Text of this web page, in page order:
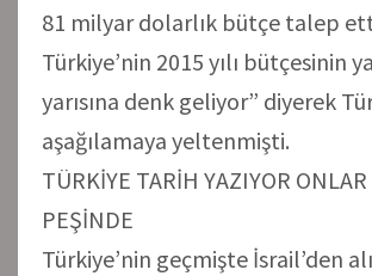
81 milyar dolarlık bütçe talep
Türkiye’nin 2015 yılı bütçesinin
yarısına denk geliyor” diyerek
aşağılamaya yeltenmişti.
TÜRKİYE TARİH YAZIYOR
PEŞİNDE
Türkiye’nin geçmişte İsrail’den